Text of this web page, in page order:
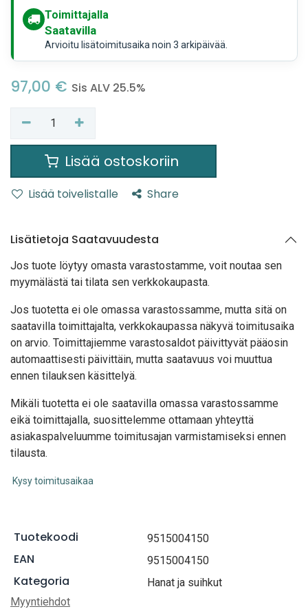
Toimittajalla
Saatavilla
Arvioitu lisätoimitusaika noin 3 arkipäivää.
97,00 € Sis ALV 25.5%
Lisää ostoskoriin
Lisää toivelistalle Share
Lisätietoja Saatavuudesta
Jos tuote löytyy omasta varastostamme, voit noutaa sen
myymälästä tai tilata sen verkkokaupasta.
Jos tuotetta ei ole omassa varastossamme, mutta sitä on
saatavilla toimittajalta, verkkokaupassa näkyvä toimitusaika
on arvio. Toimittajiemme varastosaldot päivittyvät pääosin
automaattisesti päivittäin, mutta saatavuus voi muuttua
ennen tilauksen käsittelyä.
Mikäli tuotetta ei ole saatavilla omassa varastossamme
eikä toimittajalla, suosittelemme ottamaan yhteyttä
asiakaspalveluumme toimitusajan varmistamiseksi ennen
tilausta.
Kysy toimitusaikaa
Tuotekoodi 9515004150
EAN 9515004150
Kategoria
Hanat ja suihkut
Myyntiehdot